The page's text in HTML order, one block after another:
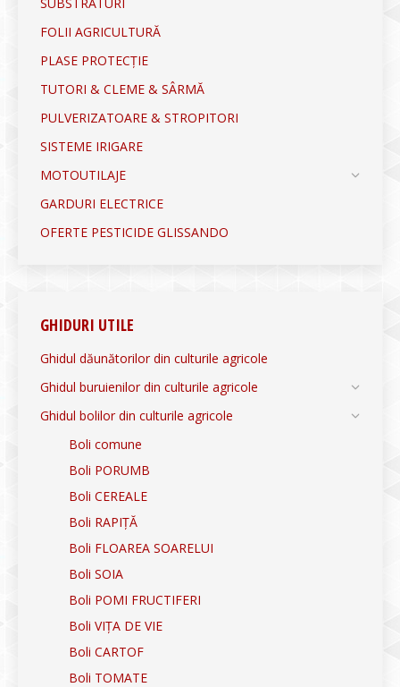
FOLII AGRICULTURĂ
PLASE PROTECȚIE
TUTORI & CLEME & SÂRMĂ
PULVERIZATOARE & STROPITORI
SISTEME IRIGARE
MOTOUTILAJE
GARDURI ELECTRICE
OFERTE PESTICIDE GLISSANDO
GHIDURI UTILE
Ghidul dăunătorilor din culturile agricole
Ghidul buruienilor din culturile agricole
Ghidul bolilor din culturile agricole
Boli comune
Boli PORUMB
Boli CEREALE
Boli RAPIȚĂ
Boli FLOAREA SOARELUI
Boli SOIA
Boli POMI FRUCTIFERI
Boli VIȚA DE VIE
Boli CARTOF
Boli TOMATE